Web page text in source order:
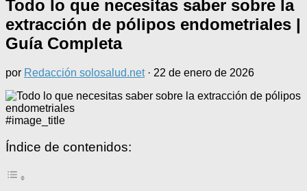
Todo lo que necesitas saber sobre la
extracción de pólipos endometriales |
Guía Completa
por Redacción solosalud.net · 22 de enero de 2026
#image_title
Índice de contenidos: